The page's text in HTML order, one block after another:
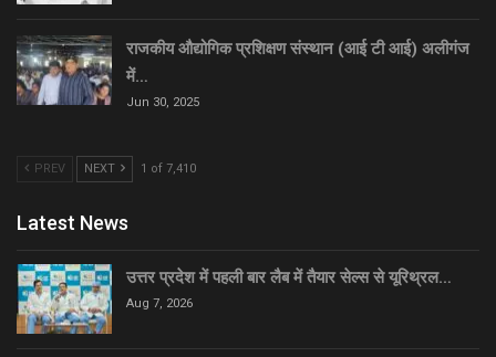
राजकीय औद्योगिक प्रशिक्षण संस्थान (आई टी आई) अलीगंज
में…
Jun 30, 2025
PREV NEXT 1 of 7,410
Latest News
उत्तर प्रदेश में पहली बार लैब में तैयार सेल्स से यूरिथ्रल…
Aug 7, 2026